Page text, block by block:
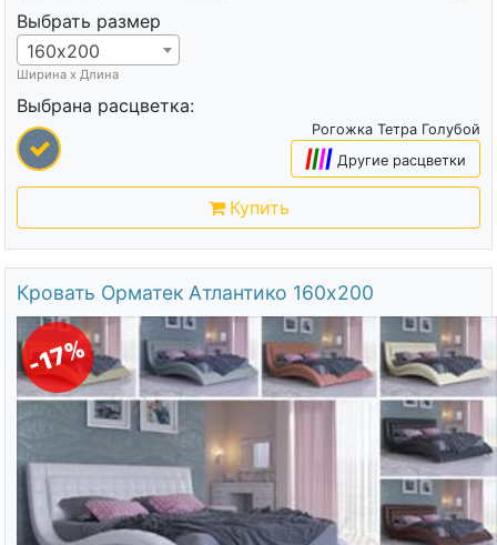
Выбрать размер
160х200
Ширина х Длина
Выбрана расцветка:
Рогожка Тетра Голубой
|||| Другие расцветки
Купить
Кровать Орматек Атлантико 160х200
-17%